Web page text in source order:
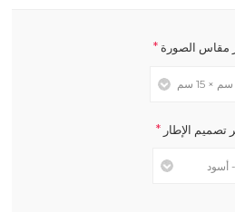
مقاس الصورة *
تصميم الإطار *